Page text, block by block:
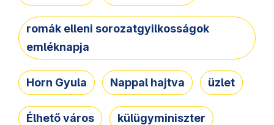
romák elleni sorozatgyilkosságok
emléknapja
Horn Gyula Nappal hajtva üzlet
Élhető város külügyminiszter